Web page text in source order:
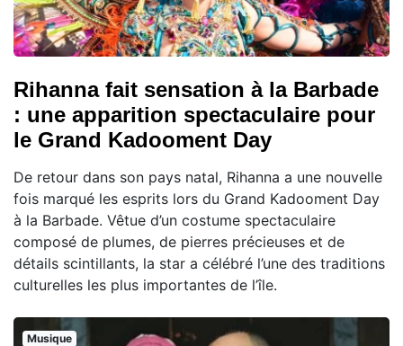
Rihanna fait sensation à la Barbade
: une apparition spectaculaire pour
le Grand Kadooment Day
De retour dans son pays natal, Rihanna a une nouvelle
fois marqué les esprits lors du Grand Kadooment Day
à la Barbade. Vêtue d’un costume spectaculaire
composé de plumes, de pierres précieuses et de
détails scintillants, la star a célébré l’une des traditions
culturelles les plus importantes de l’île.
Musique